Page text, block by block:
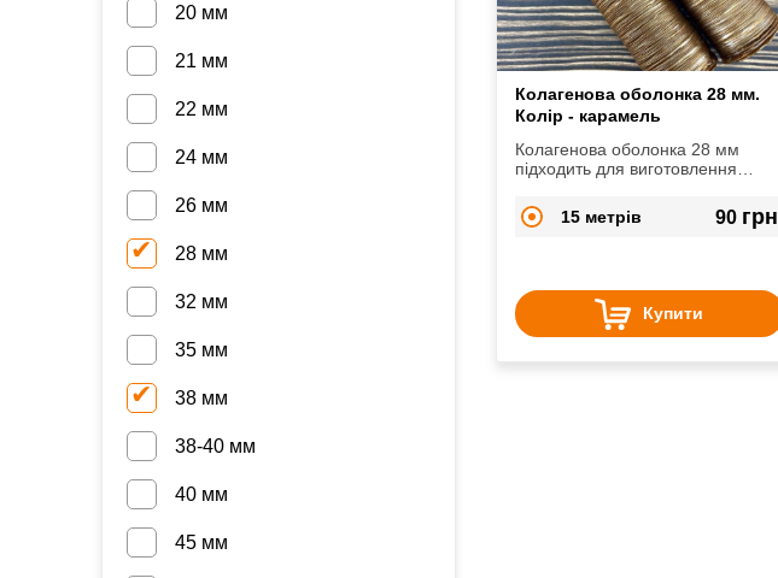
20 мм
21 мм
22 мм
24 мм
26 мм
28 мм
32 мм
35 мм
38 мм
38-40 мм
40 мм
45 мм
Колагенова оболонка 28 мм.
Колір - карамель
Колагенова оболонка 28 мм
підходить для виготовлення
баварських ковбасок, міні-салямі
і т.д.
15 метрів 90 грн
Купити